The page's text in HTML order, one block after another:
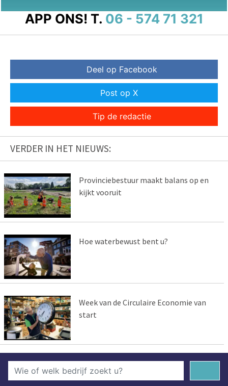
APP ONS! T. 06 - 574 71 321
Deel op Facebook
Post op X
Tip de redactie
VERDER IN HET NIEUWS:
Provinciebestuur maakt balans op en
kijkt vooruit
Hoe waterbewust bent u?
Week van de Circulaire Economie van
start